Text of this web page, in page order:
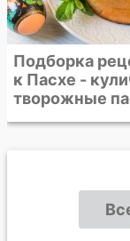
Творожная
"Три